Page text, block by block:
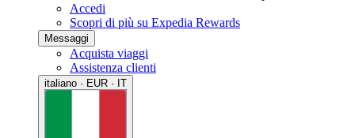
Accedi
Scopri di più su Expedia Rewards
Messaggi
Acquista viaggi
Assistenza clienti
italiano · EUR · IT